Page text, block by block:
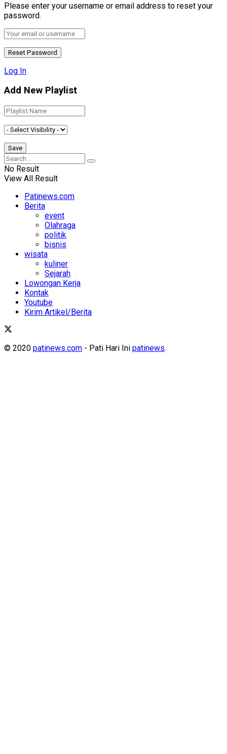
Please enter your username or email address to reset your
password.
Log In
Add New Playlist
No Result
View All Result
Patinews.com
Berita
event
Olahraga
politik
bisnis
wisata
kuliner
Sejarah
Lowongan Kerja
Kontak
Youtube
Kirim Artikel/Berita
© 2020 patinews.com - Pati Hari Ini patinews.